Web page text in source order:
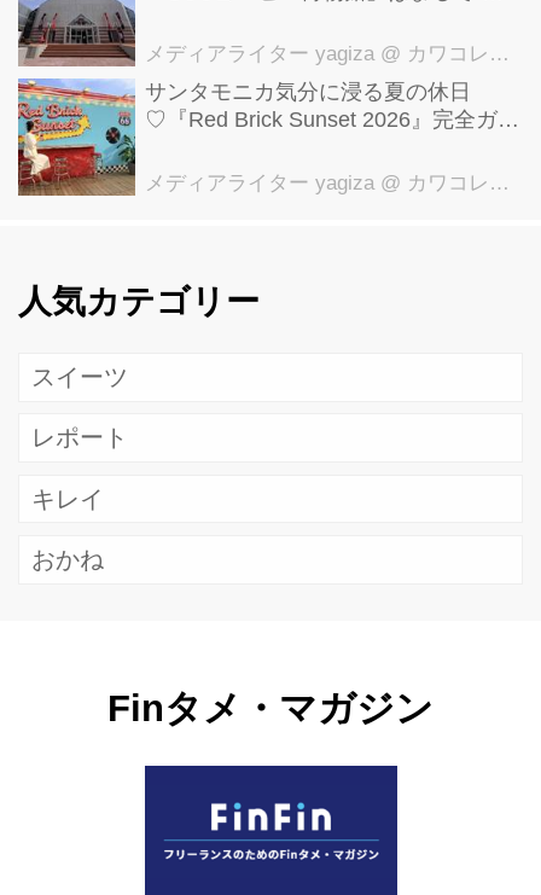
貌を公開
メディアライター yagiza @ カワコレメディア編集部
サンタモニカ気分に浸る夏の休日
♡『Red Brick Sunset 2026』完全ガイ
メディアライター yagiza @ カワコレメディア編集部
人気カテゴリー
スイーツ
レポート
キレイ
おかね
Finタメ・マガジン